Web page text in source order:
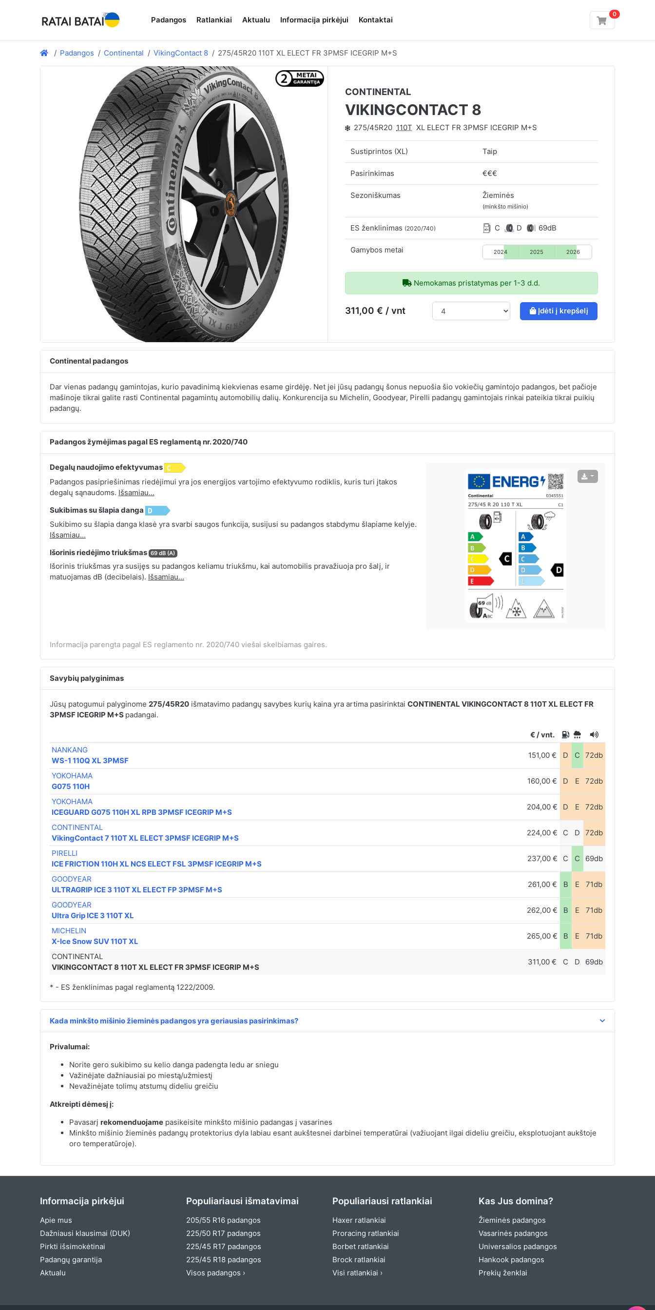
Padangos Ratlankiai Aktualu Informacija pirkėjui Kontaktai
0
Padangos Continental VikingContact 8 275/45R20 110T XL ELECT FR 3PMSF ICEGRIP M+S
CONTINENTAL
VIKINGCONTACT 8
275/45R20 110T XL ELECT FR 3PMSF ICEGRIP M+S
Sustiprintos (XL) Taip
Pasirinkimas €€€
Sezoniškumas Žieminės
(minkšto mišinio)
ES ženklinimas (2020/740) C D 69dB
Gamybos metai 2024 2025 2026
Nemokamas pristatymas per 1-3 d.d.
311,00 € / vnt Įdėti į krepšelį
Continental padangos
Dar vienas padangų gamintojas, kurio pavadinimą kiekvienas esame girdėję. Net jei jūsų padangų šonus nepuošia šio vokiečių gamintojo padangos, bet pačioje
mašinoje tikrai galite rasti Continental pagamintų automobilių dalių. Konkurencija su Michelin, Goodyear, Pirelli padangų gamintojais rinkai pateikia tikrai puikių
padangų.
Padangos žymėjimas pagal ES reglamentą nr. 2020/740
Degalų naudojimo efektyvumas
Padangos pasipriešinimas riedėjimui yra jos energijos vartojimo efektyvumo rodiklis, kuris turi įtakos
degalų sąnaudoms. Išsamiau...
Sukibimas su šlapia danga
Sukibimo su šlapia danga klasė yra svarbi saugos funkcija, susijusi su padangos stabdymu šlapiame kelyje.
Išsamiau...
Išorinis riedėjimo triukšmas 69 dB (A)
Išorinis triukšmas yra susijęs su padangos keliamu triukšmu, kai automobilis pravažiuoja pro šalį, ir
matuojamas dB (decibelais). Išsamiau...
Informacija parengta pagal ES reglamento nr. 2020/740 viešai skelbiamas gaires.
Savybių palyginimas
Jūsų patogumui palyginome 275/45R20išmatavimo padangų savybes kurių kaina yra artima pasirinktai CONTINENTAL VIKINGCONTACT 8 110T XL ELECT FR
3PMSF ICEGRIP M+S padangai.
€ / vnt.
NANKANG
WS-1 110Q XL 3PMSF
151,00 € D C 72db
YOKOHAMA
G075 110H
160,00 € D E 72db
YOKOHAMA
ICEGUARD G075 110H XL RPB 3PMSF ICEGRIP M+S
204,00 € D E 72db
CONTINENTAL
VikingContact 7 110T XL ELECT 3PMSF ICEGRIP M+S
224,00 € C D 72db
PIRELLI
ICE FRICTION 110H XL NCS ELECT FSL 3PMSF ICEGRIP M+S
237,00 € C C 69db
GOODYEAR
ULTRAGRIP ICE 3 110T XL ELECT FP 3PMSF M+S
261,00 € B E 71db
GOODYEAR
Ultra Grip ICE 3 110T XL
262,00 € B E 71db
MICHELIN
X-Ice Snow SUV 110T XL
265,00 € B E 71db
CONTINENTAL
VIKINGCONTACT 8 110T XL ELECT FR 3PMSF ICEGRIP M+S
311,00 € C D 69db
* - ES ženklinimas pagal reglamentą 1222/2009.
Kada minkšto mišinio žieminės padangos yra geriausias pasirinkimas?
Privalumai:
Norite gero sukibimo su kelio danga padengta ledu ar sniegu
Važinėjate dažniausiai po miestą/užmiestį
Nevažinėjate tolimų atstumų dideliu greičiu
Atkreipti dėmesį į:
Pavasarį rekomenduojamepasikeisite minkšto mišinio padangas į vasarines
Minkšto mišinio žieminės padangų protektorius dyla labiau esant aukštesnei darbinei temperatūrai (važiuojant ilgai dideliu greičiu, eksplotuojant aukštoje
oro temperatūroje).
Informacija pirkėjui
Apie mus
Dažniausi klausimai (DUK)
Pirkti išsimokėtinai
Padangų garantija
Aktualu
Populiariausi išmatavimai
205/55 R16 padangos
225/50 R17 padangos
225/45 R17 padangos
225/45 R18 padangos
Visos padangos ›
Populiariausi ratlankiai
Haxer ratlankiai
Proracing ratlankiai
Borbet ratlankiai
Brock ratlankiai
Visi ratlankiai ›
Kas Jus domina?
Žieminės padangos
Vasarinės padangos
Universalios padangos
Hankook padangos
Prekių ženklai